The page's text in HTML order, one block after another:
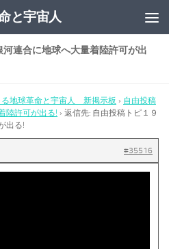
と宇宙人
連合に地球へ大量着陸許可が出
る地球革命と宇宙人 新掲示板 › 自由投稿
陸許可が出る! › 返信先: 自由投稿トピ１９
出る!
#35516